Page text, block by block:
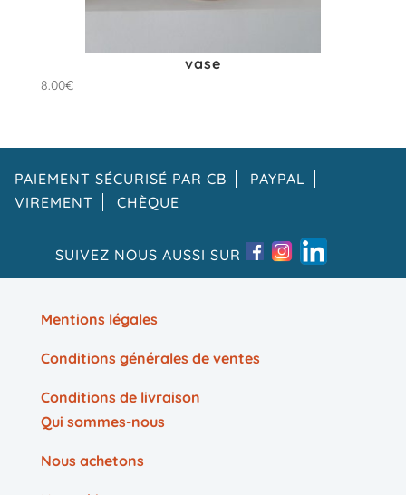
vase
8.00€
PAIEMENT SÉCURISÉ PAR CB
PAYPAL
VIREMENT
CHÈQUE
SUIVEZ NOUS AUSSI SUR
Mentions légales
Conditions générales de ventes
Conditions de livraison
Qui sommes-nous
Nous achetons